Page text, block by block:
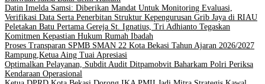
Datin Imelda Samsi: Diberikan Mandat Untuk Monitoring Evaluasi,
Verifikasi Data Serta Penerbitan Struktur Kepengurusan Grib Jaya di RIAU
Peletakan Batu Pertama Gereja St. Ignatius, Tri Adhianto Tegaskan
Komitmen Kepastian Hukum Rumah Ibadah
Proses Transparan SPMB SMAN 22 Kota Bekasi Tahun Ajaran 2026/2027
Rampung,Ketua Aing Tuai Apresiasi
Optimalkan Pelayanan, Subdit Audit Ditpamobvit Baharkam Polri Periksa
Kendaraan Operasional